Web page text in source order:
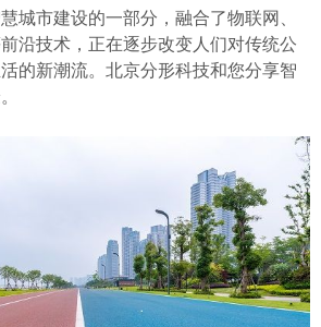
城市建设的一部分，融合了物联网、
沿技术，正在逐步改变人们对传统公
的新潮流。北京分形科技和您分享智